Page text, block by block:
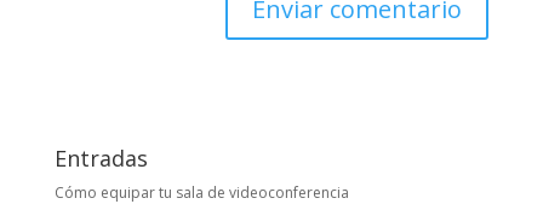
Entradas
Cómo equipar tu sala de videoconferencia